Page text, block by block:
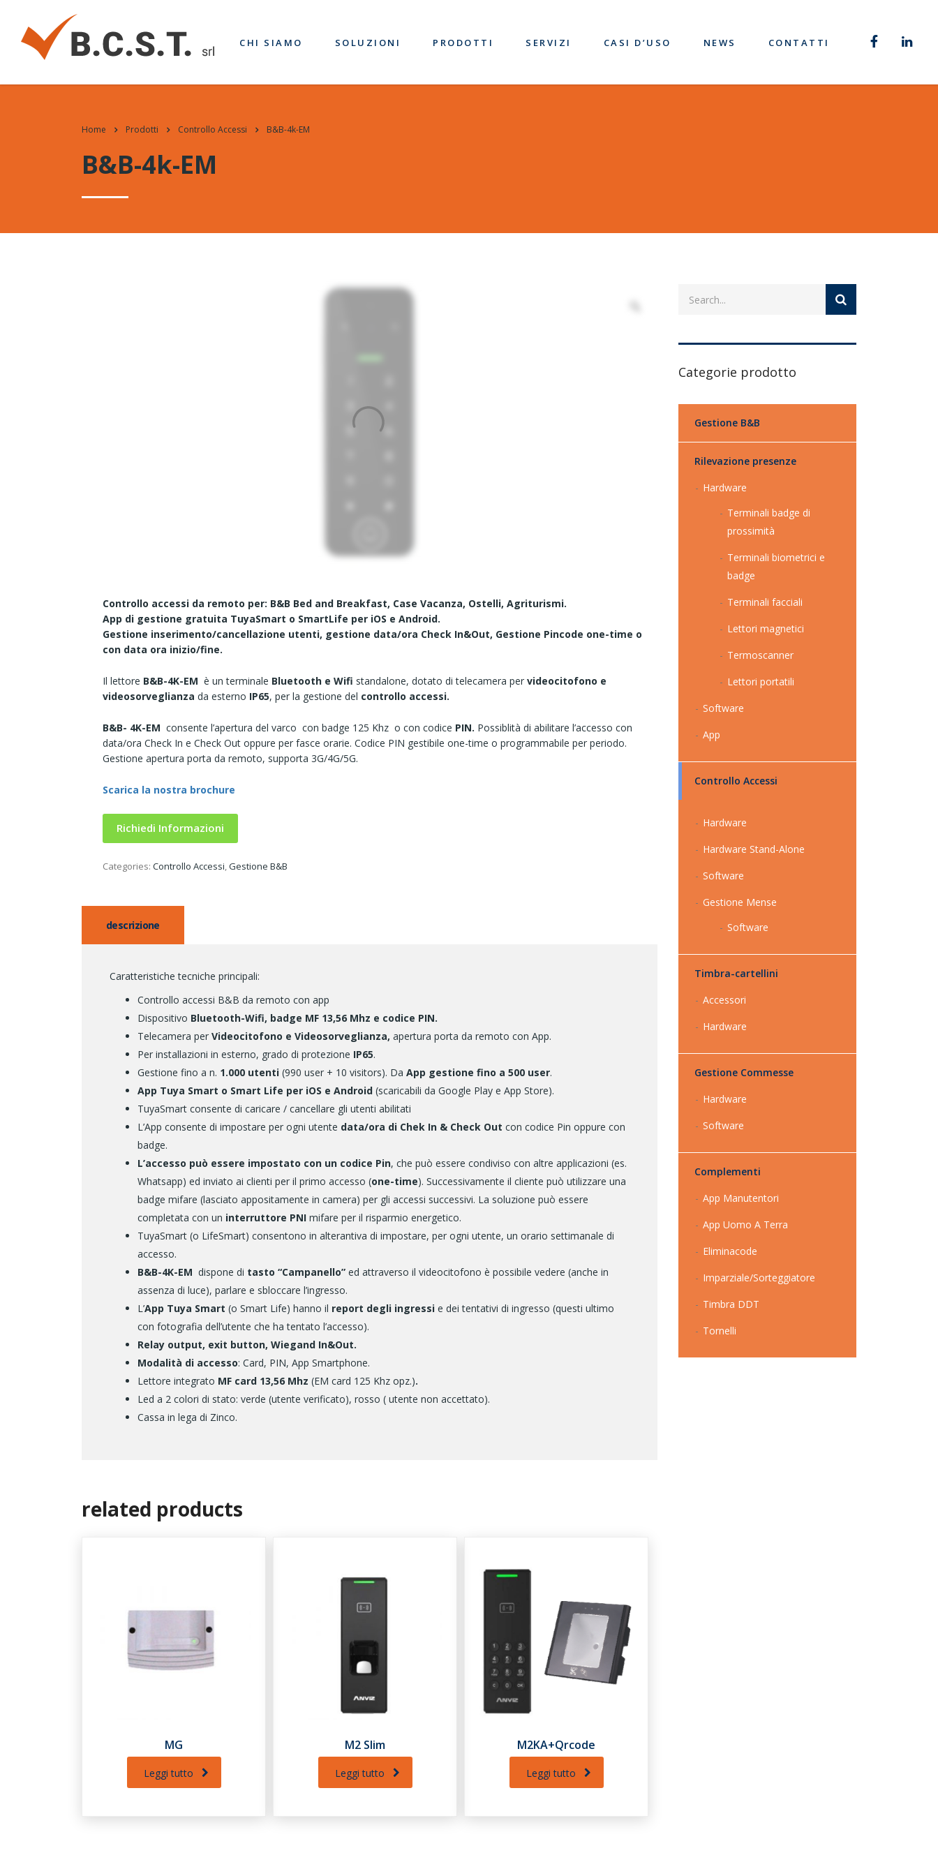
CHI SIAMO SOLUZIONI PRODOTTI SERVIZI CASI D’USO NEWS CONTATTI
Home Prodotti Controllo Accessi B&B-4k-EM
B&B-4k-EM
Controllo accessi da remoto per: B&B Bed and Breakfast, Case Vacanza, Ostelli, Agriturismi.
App di gestione gratuita TuyaSmart o SmartLife per iOS e Android.
Gestione inserimento/cancellazione utenti, gestione data/ora Check In&Out, Gestione Pincode one-time o
con data ora inizio/fine.
Il lettore B&B-4K-EM è un terminale Bluetooth e Wifi standalone, dotato di telecamera per videocitofono e
videosorveglianza da esterno IP65, per la gestione del controllo accessi.
B&B- 4K-EM consente l’apertura del varco con badge 125 Khz o con codice PIN. Possiblità di abilitare l’accesso con
data/ora Check In e Check Out oppure per fasce orarie. Codice PIN gestibile one-time o programmabile per periodo.
Gestione apertura porta da remoto, supporta 3G/4G/5G.
Scarica la nostra brochure
Richiedi Informazioni
Categories: Controllo Accessi,Gestione B&B
descrizione
Caratteristiche tecniche principali:
Controllo accessi B&B da remoto con app
Dispositivo Bluetooth-Wifi, badge MF 13,56 Mhz e codice PIN.
Telecamera per Videocitofono e Videosorveglianza, apertura porta da remoto con App.
Per installazioni in esterno, grado di protezione IP65.
Gestione fino a n. 1.000 utenti (990 user + 10 visitors). Da App gestione fino a 500 user.
App Tuya Smart o Smart Life per iOS e Android (scaricabili da Google Play e App Store).
TuyaSmart consente di caricare / cancellare gli utenti abilitati
L’App consente di impostare per ogni utente data/ora di Chek In & Check Out con codice Pin oppure con
badge.
L’accesso può essere impostato con un codice Pin, che può essere condiviso con altre applicazioni (es.
Whatsapp) ed inviato ai clienti per il primo accesso (one-time). Successivamente il cliente può utilizzare una
badge mifare (lasciato appositamente in camera) per gli accessi successivi. La soluzione può essere
completata con un interruttore PNI mifare per il risparmio energetico.
TuyaSmart (o LifeSmart) consentono in alterantiva di impostare, per ogni utente, un orario settimanale di
accesso.
B&B-4K-EM dispone di tasto “Campanello” ed attraverso il videocitofono è possibile vedere (anche in
assenza di luce), parlare e sbloccare l’ingresso.
L’App Tuya Smart (o Smart Life) hanno il report degli ingressi e dei tentativi di ingresso (questi ultimo
con fotografia dell’utente che ha tentato l’accesso).
Relay output, exit button, Wiegand In&Out.
Modalità di accesso: Card, PIN, App Smartphone.
Lettore integrato MF card 13,56 Mhz (EM card 125 Khz opz.).
Led a 2 colori di stato: verde (utente verificato), rosso ( utente non accettato).
Cassa in lega di Zinco.
related products
MG
Leggi tutto
M2 Slim
Leggi tutto
M2KA+Qrcode
Leggi tutto
Categorie prodotto
Gestione B&B
Rilevazione presenze
Hardware
Terminali badge di
prossimità
Terminali biometrici e
badge
Terminali facciali
Lettori magnetici
Termoscanner
Lettori portatili
Software
App
Controllo Accessi
Hardware
Hardware Stand-Alone
Software
Gestione Mense
Software
Timbra-cartellini
Accessori
Hardware
Gestione Commesse
Hardware
Software
Complementi
App Manutentori
App Uomo A Terra
Eliminacode
Imparziale/Sorteggiatore
Timbra DDT
Tornelli